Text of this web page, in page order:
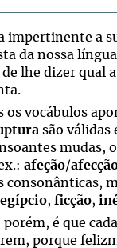
impertinente a
da nossa
de lhe dizer qual
os vocábulos
são válidas
mudas,
afeção/
consonânticas,
egípcio, ficção,
porém, é que
porque